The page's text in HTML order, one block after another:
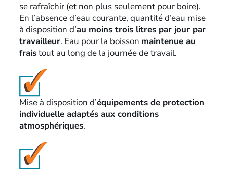
se rafraîchir (et non plus seulement pour boire).
En l’absence d’eau courante, quantité d’eau mise
à disposition d’au moins trois litres par jour par
travailleur. Eau pour la boisson maintenue au
fraistout au long de la journée de travail.
Mise à disposition d’équipements de protection
individuelle adaptés aux conditions
atmosphériques.